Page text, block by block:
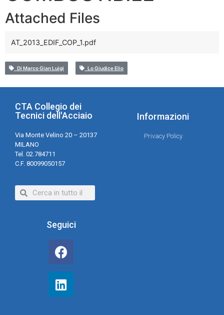
Attached Files
AT_2013_EDIF_COP_1.pdf
Di Marco Gian Luigi Lo Giudice Elio
CTA Collegio dei
Tecnici dell'Acciaio
Via Monte Velino 20 – 20137
MILANO
Tel. 02.784711
C.F. 80099050157
Informazioni
Privacy Policy
Seguici